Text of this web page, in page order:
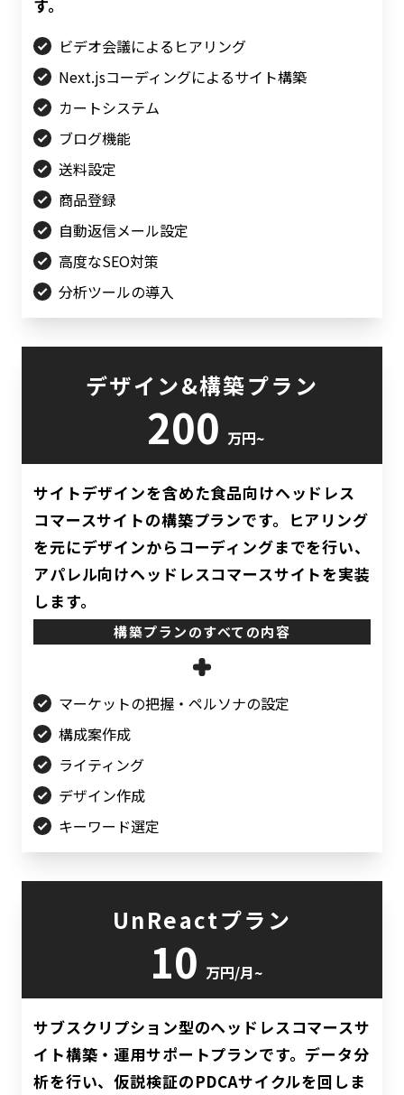
す。
ビデオ会議によるヒアリング
Next.jsコーディングによるサイト構築
カートシステム
ブログ機能
送料設定
商品登録
自動返信メール設定
高度なSEO対策
分析ツールの導入
デザイン&構築プラン
200 万円~
サイトデザインを含めた食品向けヘッドレス
コマースサイトの構築プランです。ヒアリング
を元にデザインからコーディングまでを行い、
アパレル向けヘッドレスコマースサイトを実装
します。
構築プランのすべての内容
マーケットの把握・ペルソナの設定
構成案作成
ライティング
デザイン作成
キーワード選定
UnReactプラン
10 万円/月~
サブスクリプション型のヘッドレスコマースサ
イト構築・運用サポートプランです。データ分
析を行い、仮説検証のPDCAサイクルを回しま